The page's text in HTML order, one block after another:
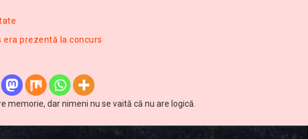
era prezentă la concurs
memorie, dar nimeni nu se vaită că nu are logică.